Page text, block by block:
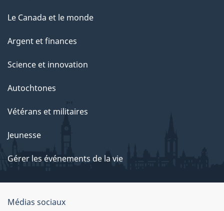
Le Canada et le monde
Argent et finances
Science et innovation
Autochtones
Vétérans et militaires
Jeunesse
Gérer les événements de la vie
Organisation
Médias sociaux